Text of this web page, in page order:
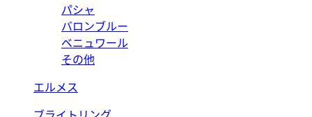
パシャ
バロンブルー
ベニュワール
その他
エルメス